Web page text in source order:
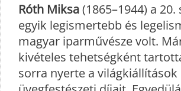
Róth Miksa(1865–1944) a 20.
egyik legismertebb és
magyar iparművésze volt.
kivételes tehetségként
sorra nyerte a világkiállítások